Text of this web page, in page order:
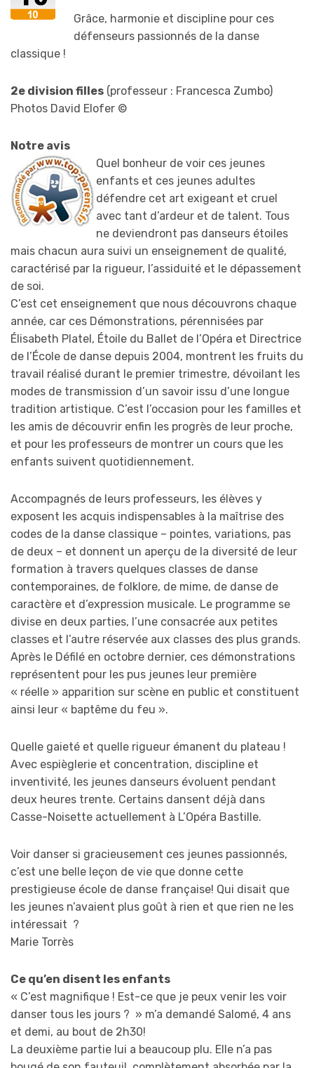
Grâce, harmonie et discipline pour ces
défenseurs passionnés de la danse
classique !
2e division filles (professeur : Francesca Zumbo)
Photos David Elofer ©
Notre avis
Quel bonheur de voir ces jeunes
enfants et ces jeunes adultes
défendre cet art exigeant et cruel
avec tant d’ardeur et de talent. Tous
ne deviendront pas danseurs étoiles
mais chacun aura suivi un enseignement de qualité,
caractérisé par la rigueur, l’assiduité et le dépassement
de soi.
C’est cet enseignement que nous découvrons chaque
année, car ces Démonstrations, pérennisées par
Élisabeth Platel, Étoile du Ballet de l’Opéra et Directrice
de l’École de danse depuis 2004, montrent les fruits du
travail réalisé durant le premier trimestre, dévoilant les
modes de transmission d’un savoir issu d’une longue
tradition artistique. C’est l’occasion pour les familles et
les amis de découvrir enfin les progrès de leur proche,
et pour les professeurs de montrer un cours que les
enfants suivent quotidiennement.
Accompagnés de leurs professeurs, les élèves y
exposent les acquis indispensables à la maîtrise des
codes de la danse classique – pointes, variations, pas
de deux – et donnent un aperçu de la diversité de leur
formation à travers quelques classes de danse
contemporaines, de folklore, de mime, de danse de
caractère et d’expression musicale. Le programme se
divise en deux parties, l’une consacrée aux petites
classes et l’autre réservée aux classes des plus grands.
Après le Défilé en octobre dernier, ces démonstrations
représentent pour les pus jeunes leur première
« réelle » apparition sur scène en public et constituent
ainsi leur « baptême du feu ».
Quelle gaieté et quelle rigueur émanent du plateau !
Avec espièglerie et concentration, discipline et
inventivité, les jeunes danseurs évoluent pendant
deux heures trente. Certains dansent déjà dans
Casse-Noisette actuellement à L’Opéra Bastille.
Voir danser si gracieusement ces jeunes passionnés,
c’est une belle leçon de vie que donne cette
prestigieuse école de danse française! Qui disait que
les jeunes n’avaient plus goût à rien et que rien ne les
intéressait ?
Marie Torrès
Ce qu’en disent les enfants
« C’est magnifique ! Est-ce que je peux venir les voir
danser tous les jours ? » m’a demandé Salomé, 4 ans
et demi, au bout de 2h30!
La deuxième partie lui a beaucoup plu. Elle n’a pas